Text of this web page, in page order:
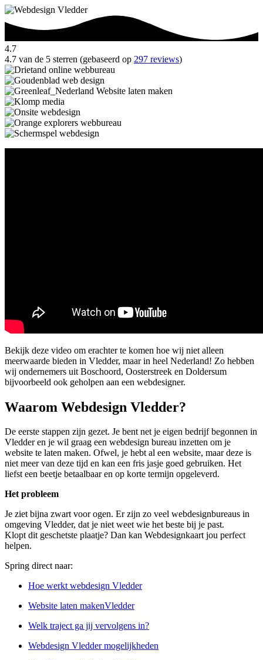
4.7
4.7 van de 5 sterren (gebaseerd op 297 reviews)
Bekijk deze video om erachter te komen hoe wij niet alleen
meerwaarde bieden in Vledder, maar in heel Nederland! Zo hebben
wij ondernemers uit Boschoord, Oosterstreek en Doldersum
bijvoorbeeld ook geholpen aan een webdesigner.
Waarom Webdesign Vledder?
De eerste stappen zijn gezet. Je bent net je eigen bedrijf begonnen in
Vledder en je wil graag een webdesign bureau inzetten om je
website te laten maken. Ofwel, je hebt al een website, maar deze is
niet meer van deze tijd en kan een fris jasje goed gebruiken. Het
liefst een beetje betaalbaar en op korte termijn opgeleverd.
Het probleem
Je ziet bijna zwart voor ogen. Er zijn zo veel webdesignbureaus in
omgeving Vledder, dat je niet weet wie het beste bij je past.
Klopt dit geschetste plaatje? Dan kan Webdesignkaart jou perfect
helpen.
Spring direct naar:
Hoe werkt webdesign Vledder
Website laten makenVledder
Welk traject ga jij vervolgens in?
Webdesign Vledder mogelijkheden